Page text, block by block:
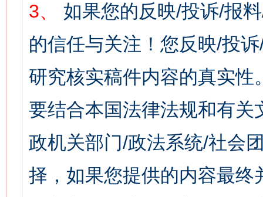
3、
如果您的反映/投诉/报
的信任与关注！您反映/投
研究核实稿件内容的真实
要结合本国法律法规和有关
政机关部门/政法系统/社会
择，如果您提供的内容最